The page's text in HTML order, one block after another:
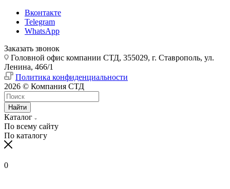
Вконтакте
Telegram
WhatsApp
Заказать звонок
Головной офис компании СТД, 355029, г. Ставрополь, ул.
Ленина, 466/1
Политика конфиденциальности
2026 © Компания СТД
Найти
Каталог
По всему сайту
По каталогу
0